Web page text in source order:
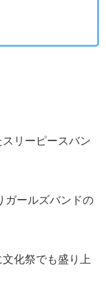
リーピースバン
ガールズバンドの
化祭でも盛り上